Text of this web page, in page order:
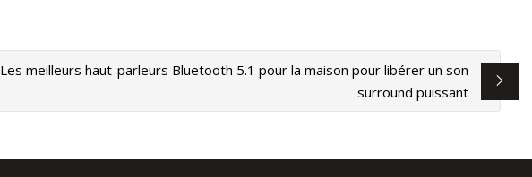
Les meilleurs haut-parleurs Bluetooth 5.1 pour la maison pour libérer un son
surround puissant